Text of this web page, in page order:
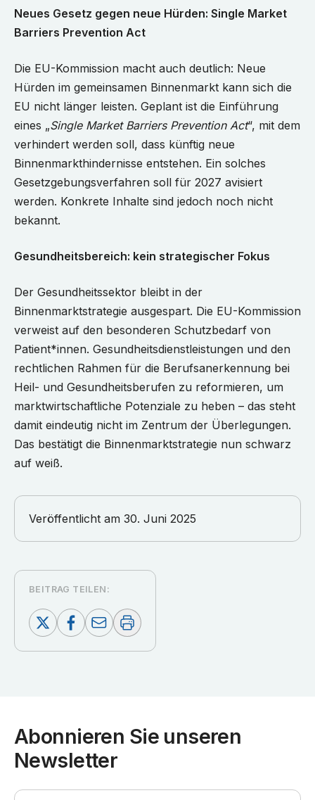
Neues Gesetz gegen neue Hürden: Single Market
Barriers Prevention Act
Die EU-Kommission macht auch deutlich: Neue
Hürden im gemeinsamen Binnenmarkt kann sich die
EU nicht länger leisten. Geplant ist die Einführung
eines „Single Market Barriers Prevention Act“, mit dem
verhindert werden soll, dass künftig neue
Binnenmarkthindernisse entstehen. Ein solches
Gesetzgebungsverfahren soll für 2027 avisiert
werden. Konkrete Inhalte sind jedoch noch nicht
bekannt.
Gesundheitsbereich: kein strategischer Fokus
Der Gesundheitssektor bleibt in der
Binnenmarktstrategie ausgespart. Die EU-Kommission
verweist auf den besonderen Schutzbedarf von
Patient*innen. Gesundheitsdienstleistungen und den
rechtlichen Rahmen für die Berufsanerkennung bei
Heil- und Gesundheitsberufen zu reformieren, um
marktwirtschaftliche Potenziale zu heben – das steht
damit eindeutig nicht im Zentrum der Überlegungen.
Das bestätigt die Binnenmarktstrategie nun schwarz
auf weiß.
Veröffentlicht am 30. Juni 2025
BEITRAG TEILEN:
Abonnieren Sie unseren
Newsletter